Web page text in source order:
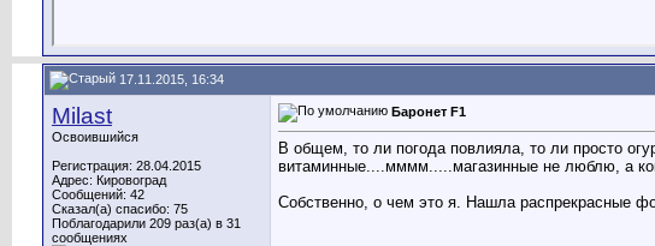
17.11.2015, 16:34
Milast
Освоившийся
Регистрация: 28.04.2015
Адрес: Кировоград
Сообщений: 42
Сказал(а) спасибо: 75
Поблагодарили 209 раз(а) в 31
сообщениях
Баронет F1
В общем, то ли погода повлияла, то ли просто
витаминные....мммм.....магазинные не люблю, а
Собственно, о чем это я. Нашла распрекрасные